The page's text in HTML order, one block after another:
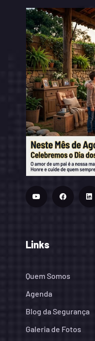
Links
Quem Somos
Agenda
Blog da Segurança
Galeria de Fotos